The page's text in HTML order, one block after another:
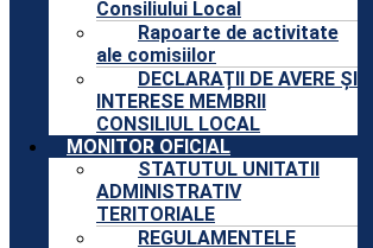
Consiliului Local
Rapoarte de activitate
ale comisiilor
DECLARAȚII DE AVERE ȘI
INTERESE MEMBRII
CONSILIUL LOCAL
MONITOR OFICIAL
STATUTUL UNITATII
ADMINISTRATIV
TERITORIALE
REGULAMENTELE